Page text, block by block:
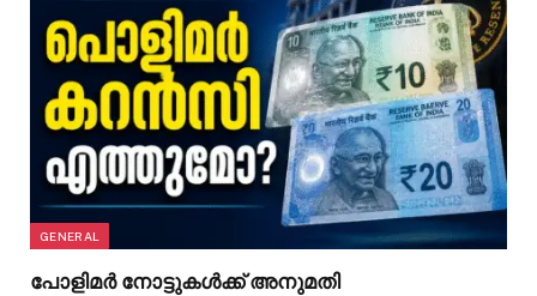
GENERAL
പോളിമർ നോട്ടുകൾക്ക് അനുമതി